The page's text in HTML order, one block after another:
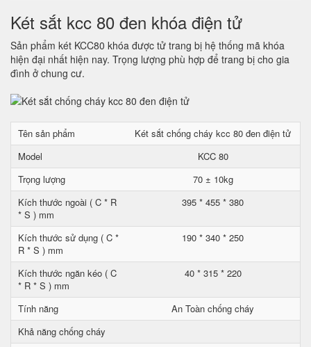
Két sắt kcc 80 đen khóa điện tử
Sản phẩm két KCC80 khóa được tử trang bị hệ thống mã khóa
hiện đại nhất hiện nay. Trọng lượng phù hợp để trang bị cho gia
đình ở chung cư.
Tên sản phẩm
Két sắt chống cháy kcc 80 đen điện tử
Model
KCC 80
Trọng lượng
70 ± 10kg
Kích thước ngoài ( C * R
* S ) mm
395 * 455 * 380
Kích thước sử dụng ( C *
R * S ) mm
190 * 340 * 250
Kích thước ngăn kéo ( C
* R * S ) mm
40 * 315 * 220
Tính năng
An Toàn chống cháy
Khả năng chống cháy